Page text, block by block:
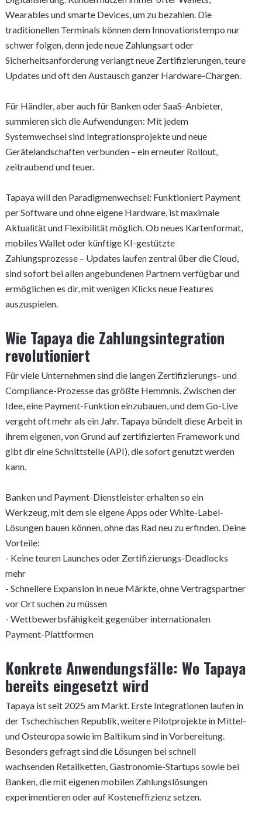
Wearables und smarte Devices, um zu bezahlen. Die
traditionellen Terminals können dem Innovationstempo nur
schwer folgen, denn jede neue Zahlungsart oder
Sicherheitsanforderung verlangt neue Zertifizierungen, teure
Updates und oft den Austausch ganzer Hardware-Chargen.
Für Händler, aber auch für Banken oder SaaS-Anbieter,
summieren sich die Aufwendungen: Mit jedem
Systemwechsel sind Integrationsprojekte und neue
Gerätelandschaften verbunden – ein erneuter Rollout,
zeitraubend und teuer.
Tapaya will den Paradigmenwechsel: Funktioniert Payment
per Software und ohne eigene Hardware, ist maximale
Aktualität und Flexibilität möglich. Ob neues Kartenformat,
mobiles Wallet oder künftige KI-gestützte
Zahlungsprozesse – Updates laufen zentral über die Cloud,
sind sofort bei allen angebundenen Partnern verfügbar und
ermöglichen es dir, mit wenigen Klicks neue Features
auszuspielen.
Wie Tapaya die Zahlungsintegration
revolutioniert
Für viele Unternehmen sind die langen Zertifizierungs- und
Compliance-Prozesse das größte Hemmnis. Zwischen der
Idee, eine Payment-Funktion einzubauen, und dem Go-Live
vergeht oft mehr als ein Jahr. Tapaya bündelt diese Arbeit in
ihrem eigenen, von Grund auf zertifizierten Framework und
gibt dir eine Schnittstelle (API), die sofort genutzt werden
kann.
Banken und Payment-Dienstleister erhalten so ein
Werkzeug, mit dem sie eigene Apps oder White-Label-
Lösungen bauen können, ohne das Rad neu zu erfinden. Deine
Vorteile:
- Keine teuren Launches oder Zertifizierungs-Deadlocks
mehr
- Schnellere Expansion in neue Märkte, ohne Vertragspartner
vor Ort suchen zu müssen
- Wettbewerbsfähigkeit gegenüber internationalen
Payment-Plattformen
Konkrete Anwendungsfälle: Wo Tapaya
bereits eingesetzt wird
Tapaya ist seit 2025 am Markt. Erste Integrationen laufen in
der Tschechischen Republik, weitere Pilotprojekte in Mittel-
und Osteuropa sowie im Baltikum sind in Vorbereitung.
Besonders gefragt sind die Lösungen bei schnell
wachsenden Retailketten, Gastronomie-Startups sowie bei
Banken, die mit eigenen mobilen Zahlungslösungen
experimentieren oder auf Kosteneffizienz setzen.